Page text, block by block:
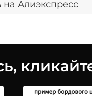
на Алиэкспресс